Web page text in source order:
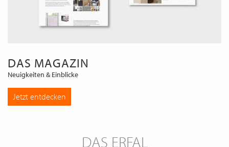
DAS MAGAZIN
Neuigkeiten & Einblicke
Jetzt entdecken
DAS ERFAL